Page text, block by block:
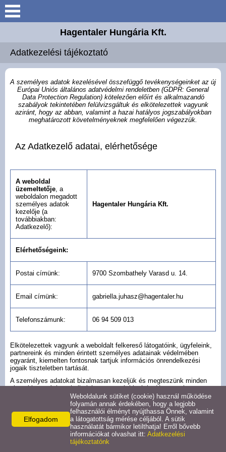
Belépés / Regisztráció
Bemutatkozás
Elérhetőségek
Termékek
Hagentaler Hungária Kft.
Adatkezelési tájékoztató
A személyes adatok kezelésével összefüggő tevékenységeinket az új
Európai Uniós általános adatvédelmi rendeletben (GDPR: General
Data Protection Regulation) kötelezően előírt és alkalmazandó
szabályok tekintetében felülvizsgáltuk és elkötelezettek vagyunk
aziránt, hogy az abban, valamint a hazai hatályos jogszabályokban
meghatározott követelményeknek megfelelően végezzük.
Az Adatkezelő adatai, elérhetősége
A weboldal
üzemeltetője, a
weboldalon megadott
személyes adatok
kezelője (a
továbbiakban:
Adatkezelő):
Hagentaler Hungária Kft.
Elérhetőségeink:
Postai címünk: 9700 Szombathely Varasd u. 14.
Email címünk: gabriella.juhasz@hagentaler.hu
Telefonszámunk: 06 94 509 013
Elkötelezettek vagyunk a weboldalt felkereső látogatóink, ügyfeleink,
partnereink és minden érintett személyes adatainak védelmében
egyaránt, kiemelten fontosnak tartjuk információs önrendelkezési
jogaik tiszteletben tartását.
A személyes adatokat bizalmasan kezeljük és megteszünk minden
olyan biztonsági, technikai és szervezési intézkedést, amely a
személyes adatok biztonságát garantálja.
Amennyiben olyan kérdése merül fel, amely jelen adatkezelési
tájékoztatónk alapján nem egyértelmű, kérjük, hogy vegye fel a
kapcsolatot velünk fenti elérhetőségeinken! Törekszünk arra, hogy
minél gyorsabban válaszoljunk Önnek, viszont amennyiben kérdése
megfelelő megválaszolása több időt vesz igénybe, akkor legfeljebb 15
napon belül vállaljuk annak megválaszolását.
Elfogadom
Weboldalunk sütiket (cookie) használ működése
folyamán annak érdekében, hogy a legjobb
felhasználói élményt nyújthassa Önnek, valamint
a látogatottság mérése céljából. A sütik
használatát bármikor letilthatja! Erről bővebb
információkat olvashat itt: Adatkezelési
tájékoztatónk